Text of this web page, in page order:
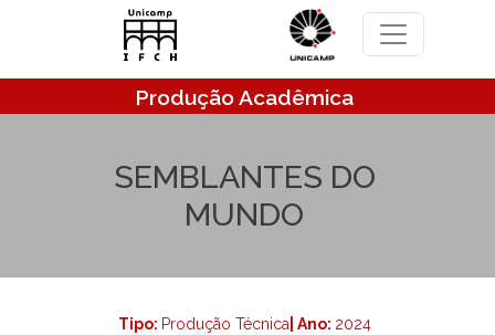
Pular para o conteúdo principal
Produção Acadêmica
SEMBLANTES DO
MUNDO
Tipo: Produção Técnica | Ano: 2024